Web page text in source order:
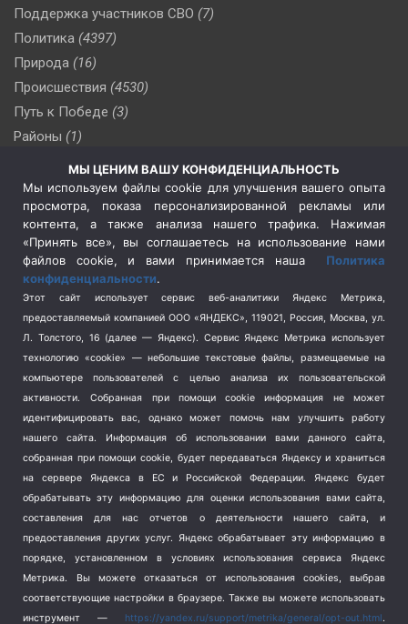
Поддержка участников СВО (7)
Политика (4397)
Природа (16)
Происшествия (4530)
Путь к Победе (3)
Районы (1)
(510)
Сельское хозяйство (3)
Социальная политика
(3)
Спецоперация в Украине
Спецоперация на Украине
(404)
Спорт (740)
Терроризм (1)
Транспорт (262)
Туризм (178)
Школа и спорт (2)
Экология (8)
Экономика (1172)
МЫ ЦЕНИМ ВАШУ КОНФИДЕНЦИАЛЬНОСТЬ
Мы используем файлы cookie для улучшения вашего опыта
просмотра, показа персонализированной рекламы или
контента, а также анализа нашего трафика. Нажимая
«Принять все», вы соглашаетесь на использование нами
файлов cookie, и вами принимается наша Политика
конфиденциальности.
Этот сайт использует сервис веб-аналитики Яндекс Метрика,
предоставляемый компанией ООО «ЯНДЕКС», 119021, Россия, Москва, ул.
Л. Толстого, 16 (далее — Яндекс). Сервис Яндекс Метрика использует
технологию «cookie» — небольшие текстовые файлы, размещаемые на
компьютере пользователей с целью анализа их пользовательской
активности.
Собранная при помощи cookie информация не может
идентифицировать вас, однако может помочь нам улучшить работу
нашего сайта. Информация об использовании вами данного сайта,
собранная при помощи cookie, будет передаваться Яндексу и храниться
на сервере Яндекса в ЕС и Российской Федерации. Яндекс будет
обрабатывать эту информацию для оценки использования вами сайта,
составления для нас отчетов о деятельности нашего сайта, и
предоставления других услуг. Яндекс обрабатывает эту информацию в
порядке, установленном в условиях использования сервиса Яндекс
Метрика.
Вы можете отказаться от использования cookies, выбрав
соответствующие настройки в браузере. Также вы можете использовать
инструмент — https://yandex.ru/support/metrika/general/opt-out.html.